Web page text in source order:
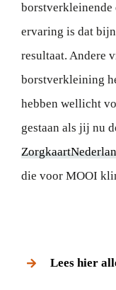
borstverkleinende
ervaring is dat
resultaat. Andere
borstverkleining
hebben wellicht
gestaan als jij nu
die voor MOOI
Lees hier